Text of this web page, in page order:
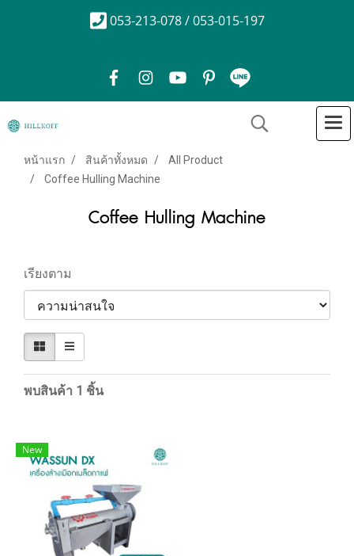
053-213-078 / 053-015-197
หน้าแรก สินค้าทั้งหมด
All Product
Coffee Hulling Machine
Coffee Hulling Machine
เรียงตาม
พบสินค้า 1 ชิ้น
New